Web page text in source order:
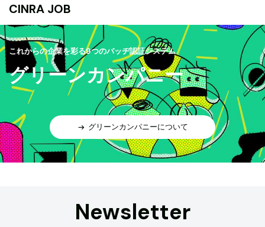
CINRA JOB
これからの企業を彩る9つのバッヂ認証システム
グリーンカンパニー
グリーンカンパニーについて
Newsletter